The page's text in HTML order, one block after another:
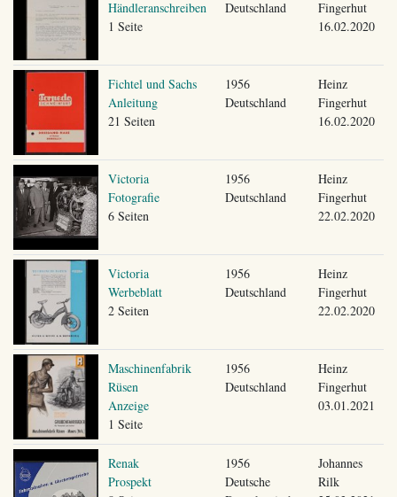
Händleranschreiben
1 Seite
Deutschland
Fingerhut
16.02.2020
Fichtel und Sachs
Anleitung
21 Seiten
1956
Deutschland
Heinz
Fingerhut
16.02.2020
Victoria
Fotografie
6 Seiten
1956
Deutschland
Heinz
Fingerhut
22.02.2020
Victoria
Werbeblatt
2 Seiten
1956
Deutschland
Heinz
Fingerhut
22.02.2020
Maschinenfabrik
Rüsen
Anzeige
1 Seite
1956
Deutschland
Heinz
Fingerhut
03.01.2021
Renak
Prospekt
1956
Deutsche
Johannes
Rilk